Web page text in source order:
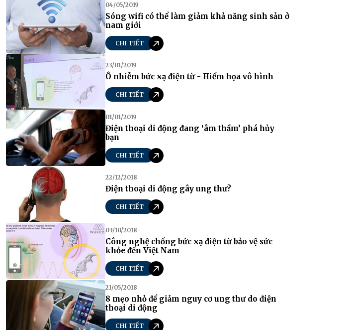
04/05/2019
Sóng wifi có thể làm giảm khả năng sinh sản ở
nam giới
CHI TIẾT
23/01/2019
Ô nhiễm bức xạ điện từ - Hiểm họa vô hình
CHI TIẾT
01/01/2019
Điện thoại di động đang ‘âm thầm’ phá hủy
bạn
CHI TIẾT
22/12/2018
Điện thoại di động gây ung thư?
CHI TIẾT
03/10/2018
Công nghệ chống bức xạ điện từ bảo vệ sức
khỏe đến Việt Nam
CHI TIẾT
21/05/2018
8 mẹo nhỏ để giảm nguy cơ ung thư do điện
thoại di động
CHI TIẾT